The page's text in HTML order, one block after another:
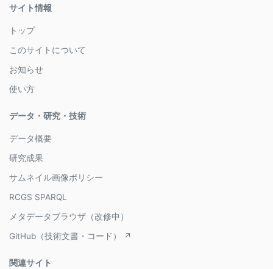
サイト情報
トップ
このサイトについて
お知らせ
使い方
データ・研究・技術
データ概要
研究成果
サムネイル画像ポリシー
RCGS SPARQL
メタデータブラウザ（改修中）
GitHub（技術文書・コード） ↗
関連サイト